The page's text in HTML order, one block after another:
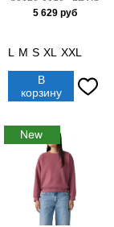
5 629руб
L M S XL XXL
В
корзину